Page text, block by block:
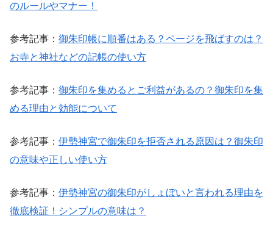
のルールやマナー！
参考記事： 御朱印帳に順番はある？ページを飛ばすのは？
お寺と神社などの記帳の使い方
参考記事： 御朱印を集めるとご利益があるの？御朱印を集
める理由と効能について
参考記事： 伊勢神宮で御朱印を拒否される原因は？御朱印
の意味や正しい使い方
参考記事： 伊勢神宮の御朱印がしょぼいと言われる理由を
徹底検証！シンプルの意味は？